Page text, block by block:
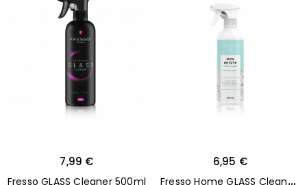
7,99 €
Fresso GLASS Cleaner 500ml
6,95 €
F
resso Home GLASS Cleaner 500ml